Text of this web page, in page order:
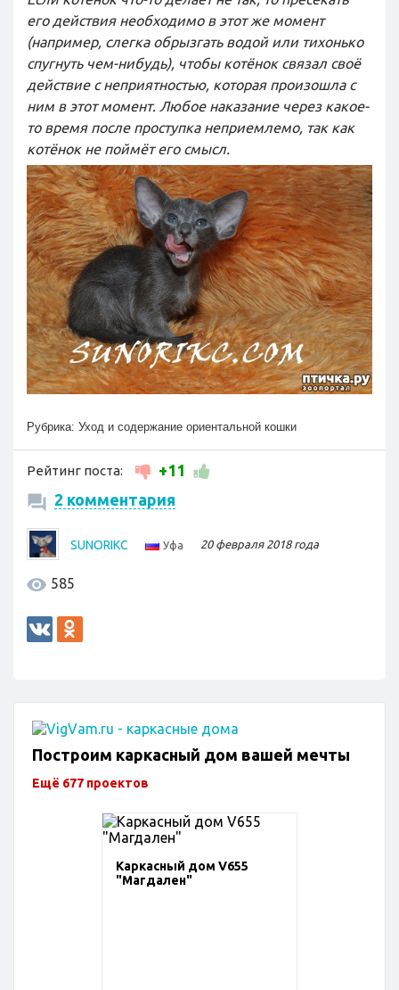
его действия необходимо в этот же момент
(например, слегка обрызгать водой или тихонько
спугнуть чем-нибудь), чтобы котёнок связал своё
действие с неприятностью, которая произошла с
ним в этот момент. Любое наказание через какое-
то время после проступка неприемлемо, так как
котёнок не поймёт его смысл.
Рубрика: Уход и содержание ориентальной кошки
Рейтинг поста:
+11
2 комментария
SUNORIKC Уфа 20 февраля 2018 года
585
Построим каркасный дом вашей мечты
Ещё 677 проектов
Каркасный дом V655
"Магдален"